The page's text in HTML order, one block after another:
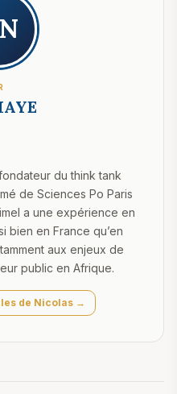
du think tank
de Sciences Po Paris
a une expérience en
bien en France qu’en
aux enjeux de
public en Afrique.
de Nicolas →